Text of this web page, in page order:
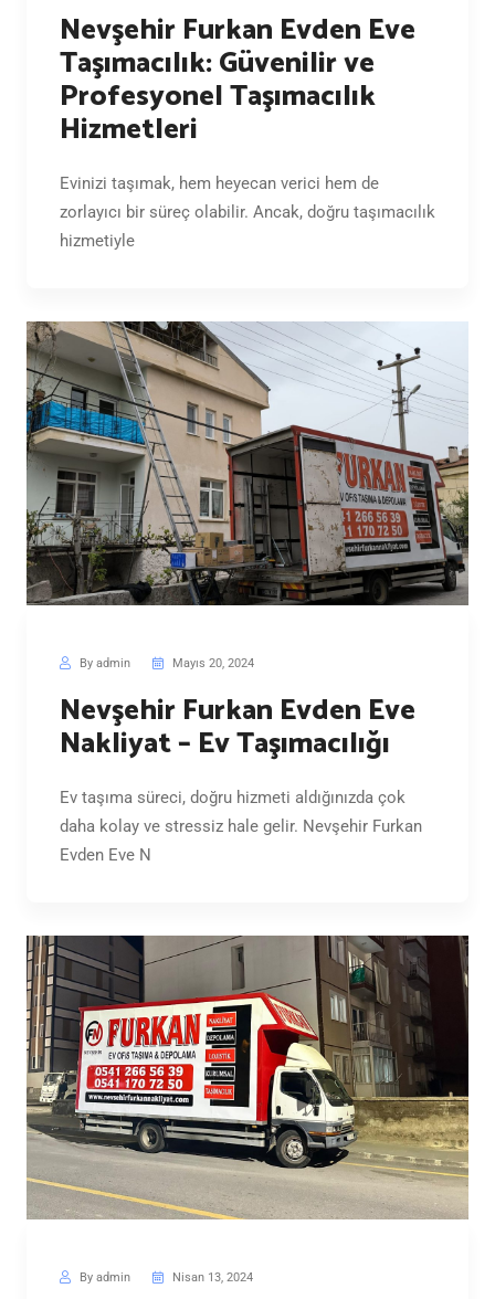
Nevşehir Furkan Evden Eve
Taşımacılık: Güvenilir ve
Profesyonel Taşımacılık
Hizmetleri
Evinizi taşımak, hem heyecan verici hem de
zorlayıcı bir süreç olabilir. Ancak, doğru taşımacılık
hizmetiyle
By admin Mayıs 20, 2024
Nevşehir Furkan Evden Eve
Nakliyat – Ev Taşımacılığı
Ev taşıma süreci, doğru hizmeti aldığınızda çok
daha kolay ve stressiz hale gelir. Nevşehir Furkan
Evden Eve N
By admin Nisan 13, 2024